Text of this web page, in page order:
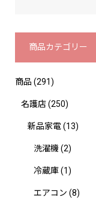
商品カテゴリー
商品 (291)
名護店(250)
新品家電(13)
洗濯機 (2)
冷蔵庫(1)
エアコン (8)